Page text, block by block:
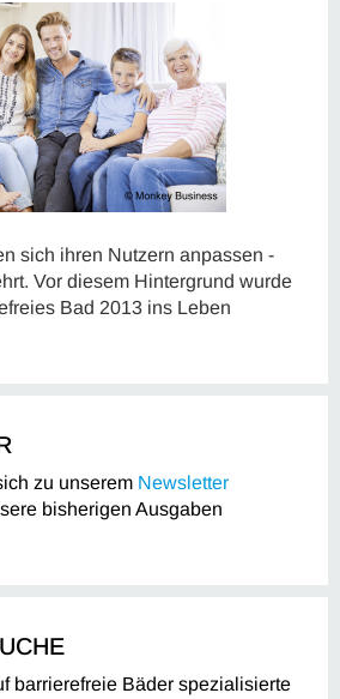
sich ihren Nutzern anpassen -
Vor diesem Hintergrund wurde
Bad 2013 ins Leben
zu unserem Newsletter
bisherigen Ausgaben
barrierefreie Bäder spezialisierte